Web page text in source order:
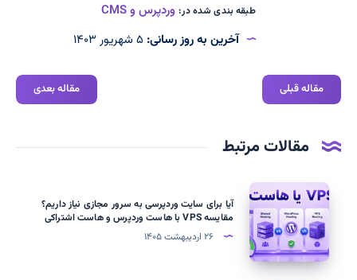
طبقه بندی شده در: وردپرس و CMS
آخرین به روز رسانی:
مقاله قبلی مقاله بعدی
مقالات مرتبط
آیا
برای
سایت
وردپرسی
به
آیا برای سایت وردپرسی به سرور مجازی نیاز داریم؟
مقایسه VPS با هاست وردپرس و هاست اشتراکی
۲۶ اردیبهشت ۱۴۰۵